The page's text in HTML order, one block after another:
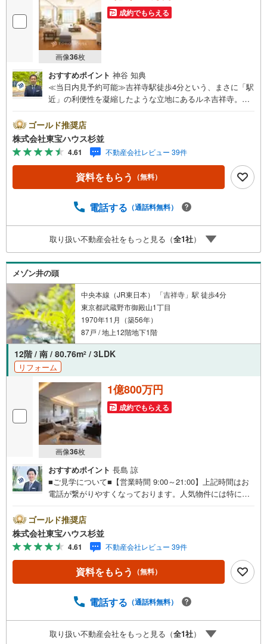
画像36枚
成約でもらえる
おすすめポイント 神谷 知典
≪当日内見予約可能≫吉祥寺駅徒歩4分という、まさに「駅
近」の利便性を凝縮したような立地にあるルネ吉祥寺。私
に広がるパノラマビューには思わず言葉を失いました。南
西向きの窓からは、武蔵野の広大な空と街並みが一望で
き、ここが吉祥寺の中心であることを忘れさせるほどの静
寂と開放感に包まれています。特筆すべきは96平米超とい
う、近年の新築ではなかなかお目にかかれない専有面積の
広さです。各居室がしっかりと独立しており、さらに3.7帖
庭でも、リビングを常にスッキリと保つことができるでし
の大きさなど、建物本来のポテンシャルの高さがよく分か
ります。これから実施されるフルリノベーションによっ
て、この大空間がどのように洗練された住まいへと生まれ
変わるのか、スタッフとしても非常に期待が膨らむ物件で
す。150戸超の大規模マンションならではの安心の管理体制
も、永住の地として相応しいポイント。 ぜひこの眺望と広
さをお確かめください
ゴールド推奨店
株式会社東宝ハウス杉並
4.61 不動産会社レビュー 39件
資料をもらう （無料）
電話する （通話料無料）
取り扱い不動産会社をもっと見る（全1社）
メゾン井の頭
中央本線（JR東日本） 「吉祥寺」駅 徒歩4分
東京都武蔵野市御殿山1丁目
1970年11月（築56年）
87戸 / 地上12階地下1階
12階 / 南 / 80.76m2 / 3LDK
リフォーム
画像36枚
1億800万円
成約でもらえる
おすすめポイント 長島 諒
■ご見学について■【営業時間 9:00～21:00】上記時間はお
電話が繋がりやすくなっております。人気物件には特に問
「室内・現地を見学する」ボタンよりご予約いただくとご
見学がスムーズです。■ご予約に際して■日時のご希望をお
伝えくださいませ。（もちろん当日でも対応可能です。）
事前に鍵等の手配や内覧（居住中物件）の手配が必要な場
合がございますのでご容赦ください。■ミラカレCLUB■弊
社で売買されたお客様は、ミラカレCLUBに加入可能です。
オンラインでやりとりができます。■FPによるファイナン
プランナーが住宅ローン、保険・税金、資産運用、相続な
どの対策をアドバイス可能です。契約前、契約後、お好き
ゴールド推奨店
株式会社東宝ハウス杉並
4.61 不動産会社レビュー 39件
資料をもらう （無料）
電話する （通話料無料）
取り扱い不動産会社をもっと見る（全1社）